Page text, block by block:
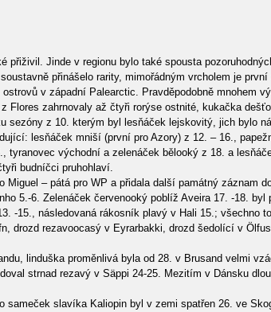
Jinde v regionu bylo také spousta
přinášelo rarity, mimořádným vrcholem je
v západní Palearctic. Pravděpodobně mnohem
zahrnovaly až čtyři rorýse ostnité, kukačka
z 10. kterým byl lesňáček lejskovitý, jich bylo
lesňáček mniší (první pro Azory) z 12. – 16.,
východní a zelenáček bělooký z 18. a
budníčci pruhohlaví.
– pátá pro WP a přidala další památný záznam
5.-6. Zelenáček červenooký poblíž Aveira 17. -18. byl
-15., následovaná rákosník plavý v Hali 15.; všechno
drozd rezavoocasý v Eyrarbakki, drozd šedolící v
linduška proměnlivá byla od 28. v Brusand velmi
strnad rezavý v Säppi 24-25. Mezitím v Dánsku
slavíka Kaliopin byl v zemi spatřen 26. ve